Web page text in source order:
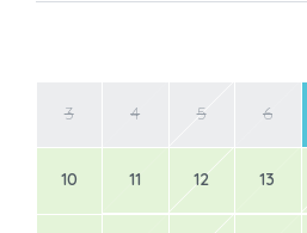
3 4 5 6
10 11 12 13